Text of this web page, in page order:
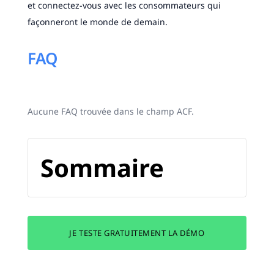
et connectez-vous avec les consommateurs qui
façonneront le monde de demain.
FAQ
Aucune FAQ trouvée dans le champ ACF.
Sommaire
JE TESTE GRATUITEMENT LA DÉMO